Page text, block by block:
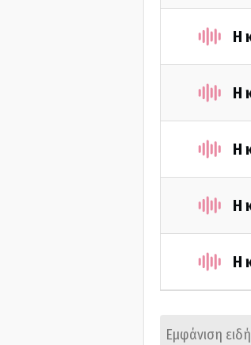
Η
Η
Η
Η
Η
Εμφάνιση